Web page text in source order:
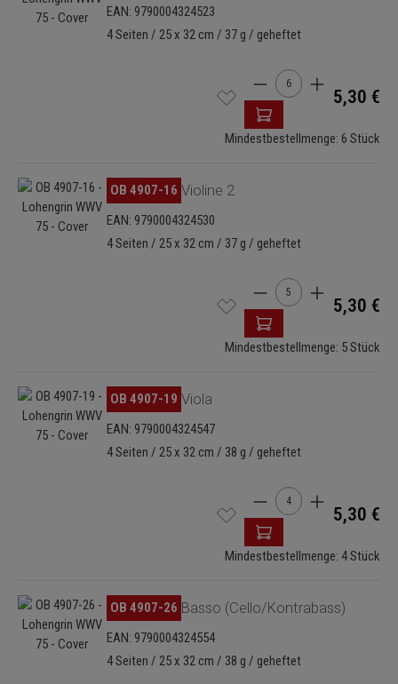
EAN: 9790004324523
4 Seiten / 25 x 32 cm / 37 g / geheftet
Produkt Anzahl: Gib
5,30 €
Mindestbestellmenge: 6 Stück
Bildergalerie überspringen
OB 4907-16 Violine 2
EAN: 9790004324530
4 Seiten / 25 x 32 cm / 37 g / geheftet
Produkt Anzahl: Gib
5,30 €
Mindestbestellmenge: 5 Stück
Bildergalerie überspringen
OB 4907-19 Viola
EAN: 9790004324547
4 Seiten / 25 x 32 cm / 38 g / geheftet
Produkt Anzahl: Gib
5,30 €
Mindestbestellmenge: 4 Stück
Bildergalerie überspringen
OB 4907-26 Basso (Cello/Kontrabass)
EAN: 9790004324554
4 Seiten / 25 x 32 cm / 38 g / geheftet